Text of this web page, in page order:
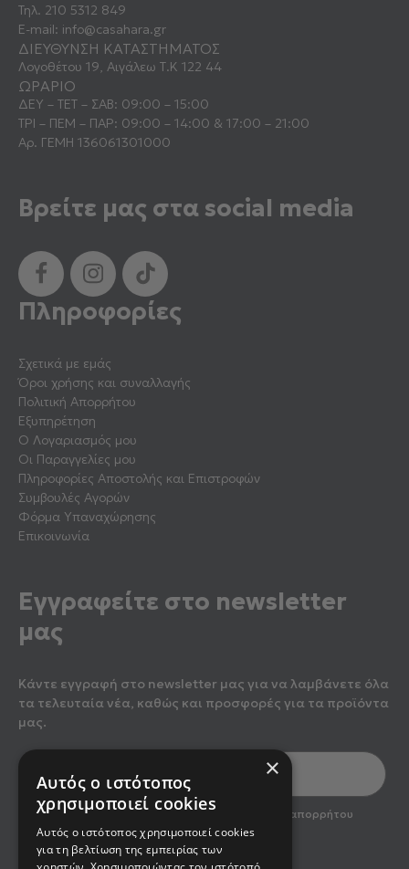
Τηλ. 210 5312 849
E-mail: info@casahara.gr
ΔΙΕΥΘΥΝΣΗ ΚΑΤΑΣΤΗΜΑΤΟΣ
Λογοθέτου 19, Αιγάλεω Τ.Κ 122 44
ΩΡΑΡΙΟ
ΔΕΥ – ΤΕΤ – ΣΑΒ: 09:00 – 15:00
ΤΡΙ – ΠΕΜ – ΠΑΡ: 09:00 – 14:00 & 17:00 – 21:00
Αρ. ΓΕΜΗ 136061301000
Βρείτε μας στα social media
Πληροφορίες
Σχετικά με εμάς
Όροι χρήσης και συναλλαγής
Πολιτική Απορρήτου
Εξυπηρέτηση
Ο Λογαριασμός μου
Οι Παραγγελίες μου
Πληροφορίες Αποστολής και Επιστροφών
Συμβουλές Αγορών
Φόρμα Υπαναχώρησης
Επικοινωνία
Εγγραφείτε στο newsletter
μας
Κάντε εγγραφή στο newsletter μας για να λαμβάνετε όλα
τα τελευταία νέα, καθώς και προσφορές για τα προϊόντα
μας.
optin2Έχω διαβάσει και αποδέχομαι την πολιτική απορρήτου
του newsletter
×
Αυτός ο ιστότοπος
χρησιμοποιεί cookies
Αυτός ο ιστότοπος χρησιμοποιεί cookies
για τη βελτίωση της εμπειρίας των